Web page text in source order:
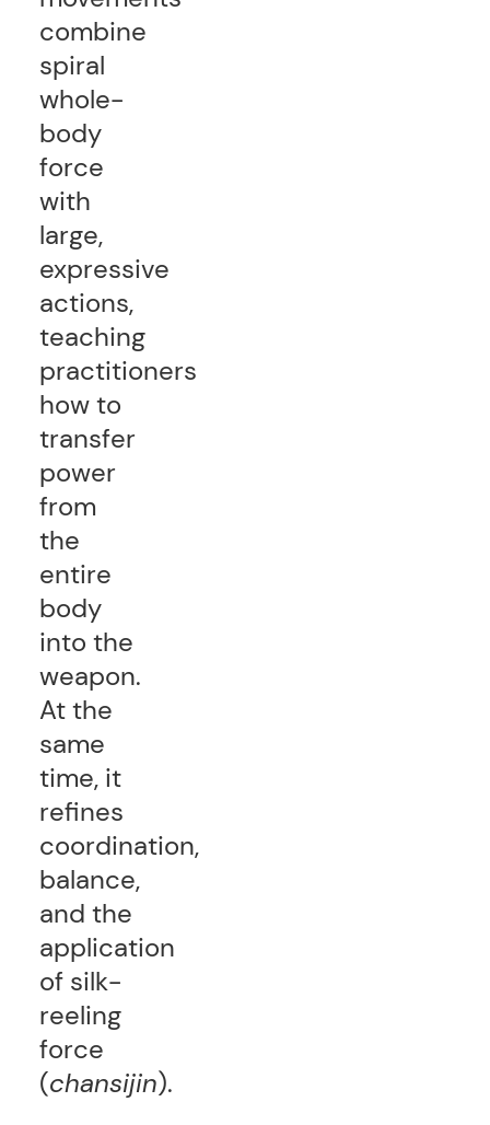
combine
spiral
whole-
body
force
with
large,
expressive
actions,
teaching
practitioners
how to
transfer
power
from
the
entire
body
into the
weapon.
At the
same
time, it
refines
coordination,
balance,
and the
application
of silk-
reeling
force
(chansijin).